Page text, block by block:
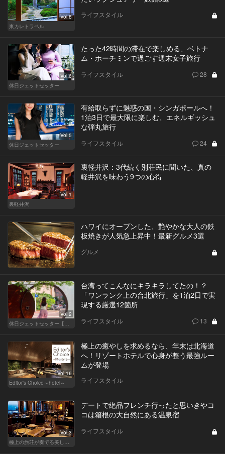
Vol.8
東カレトラベル
ライフスタイル
Vol.6
休日ジェットセッター
たった42時間の滞在で楽しめる、ベトナ
ム・ホーチミンで過ごす週末女子旅行
ライフスタイル 28
Vol.5
休日ジェットセッター
有給取らずに魅惑の国・シンガポールへ！
1泊3日で最大限に楽しむ、エネルギッシュ
な弾丸旅行
ライフスタイル 24
Vol.1
裏軽井沢
裏軽井沢：3代続く別荘民に聞いた、真の
軽井沢を味わう9つの心得
ハワイにオープンした、艶やかな大人の鉄
板焼きが人気急上昇中！最新グルメ3選
グルメ
Vol.2
休日ジェットセッター【厳選スポット編】
台湾ってこんなにキラキラしてたの！？
「ワンランク上の台北旅行」を1泊2日で実
現する厳選12箇所
ライフスタイル 13
Vol.16
Editor's Choice～hotel～
極上の癒やしを求めるなら、年末は北海道
へ！リゾートホテルで心身が整う最強ルー
ムが登場
ライフスタイル
Vol.3
極上の旅荘が奏でる美しき寛ぎ
デートで絶品フレンチ行ったと思いきやコ
コは箱根の大自然にある温泉宿
ライフスタイル